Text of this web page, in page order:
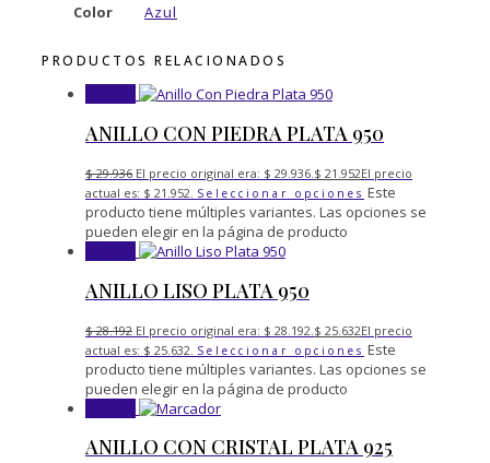
Color
Azul
PRODUCTOS RELACIONADOS
ANILLO CON PIEDRA PLATA 950
$29.936 El precio original era: $ 29.936. $ 21.952El precio
actual es: $ 21.952. Seleccionar opciones Este
producto tiene múltiples variantes. Las opciones se
pueden elegir en la página de producto
ANILLO LISO PLATA 950
$28.192 El precio original era: $ 28.192. $ 25.632El precio
actual es: $ 25.632. Seleccionar opciones Este
producto tiene múltiples variantes. Las opciones se
pueden elegir en la página de producto
ANILLO CON CRISTAL PLATA 925